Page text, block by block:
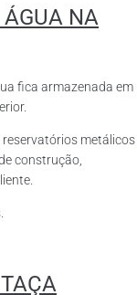
ÁGUA NA
fica armazenada em
reservatórios metálicos
construção,